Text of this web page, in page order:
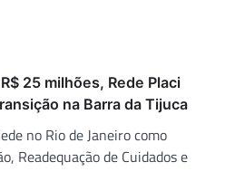
25 milhões, Rede Placi
na Barra da Tijuca
no Rio de Janeiro como
Readequação de Cuidados e